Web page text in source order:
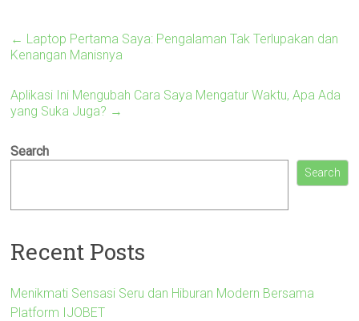
← Laptop Pertama Saya: Pengalaman Tak Terlupakan dan
Kenangan Manisnya
Aplikasi Ini Mengubah Cara Saya Mengatur Waktu, Apa Ada
yang Suka Juga? →
Search
Search
Recent Posts
Menikmati Sensasi Seru dan Hiburan Modern Bersama
Platform IJOBET